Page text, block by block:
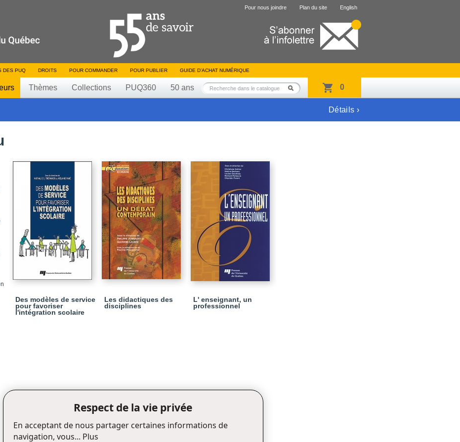
Pour nous joindre Plan du site English
DES PUQ DROITS POUR COMMANDER POUR PUBLIER GUIDE D’ACHAT NUMÉRIQUE
Thèmes Collections PUQ360 50 ans 0
Détails ›
Des modèles de service
pour favoriser
l'intégration scolaire
Les didactiques des
disciplines
L' enseignant, un
professionnel
Respect de la vie privée
En acceptant de nous partager certaines informations de
navigation, vous... Plus